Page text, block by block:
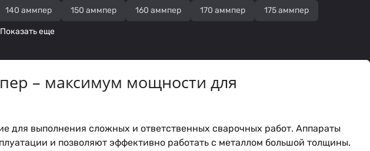
140 аммпер 150 аммпер 160 аммпер 170 аммпер 175 аммпер
Показать еще
– максимум мощности для
для выполнения сложных и ответственных сварочных работ. Аппараты
и позволяют эффективно работать с металлом большой толщины.